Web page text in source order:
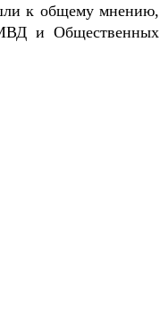
к общему мнению,
и Общественных